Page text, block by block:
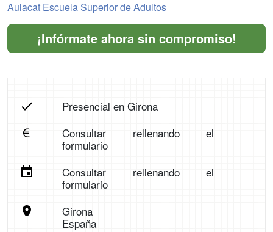
Aulacat Escuela Superior de Adultos
¡Infórmate ahora sin compromiso!
Presencial en Girona
Consultar rellenando el
formulario
Consultar rellenando el
formulario
Girona
España